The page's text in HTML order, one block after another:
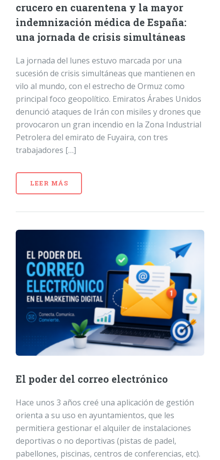
crucero en cuarentena y la mayor
indemnización médica de España:
una jornada de crisis simultáneas
La jornada del lunes estuvo marcada por una
sucesión de crisis simultáneas que mantienen en
vilo al mundo, con el estrecho de Ormuz como
principal foco geopolítico. Emiratos Árabes Unidos
denunció ataques de Irán con misiles y drones que
provocaron un gran incendio en la Zona Industrial
Petrolera del emirato de Fuyaira, con tres
trabajadores […]
LEER MÁS
El poder del correo electrónico
Hace unos 3 años creé una aplicación de gestión
orienta a su uso en ayuntamientos, que les
permitiera gestionar el alquiler de instalaciones
deportivas o no deportivas (pistas de padel,
pabellones, piscinas, centros de conferencias, etc).